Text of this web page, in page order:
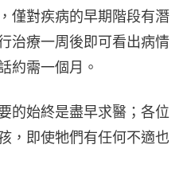
僅對疾病的早期階段有潛
治療一周後即可看出病情
約需一個月。
的始終是盡早求醫；各位
，即使牠們有任何不適也